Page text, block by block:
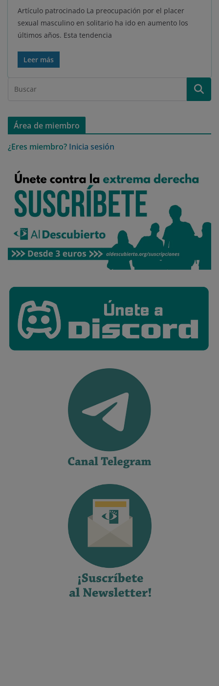
Artículo patrocinado La preocupación por el placer
sexual masculino en solitario ha ido en aumento los
últimos años. Esta tendencia
Leer más
Área de miembro
¿Eres miembro? Inicia sesión